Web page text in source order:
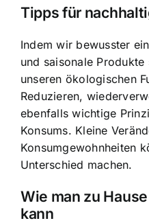
Tipps für
Indem wir bewusster
und saisonale
unseren ökologischen
Reduzieren,
ebenfalls wichtige
Konsums. Kleine
Konsumgewohnheiten
Unterschied machen.
Wie man zu
kann